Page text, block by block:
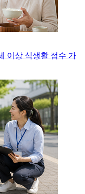
이상 식생활 점수 가